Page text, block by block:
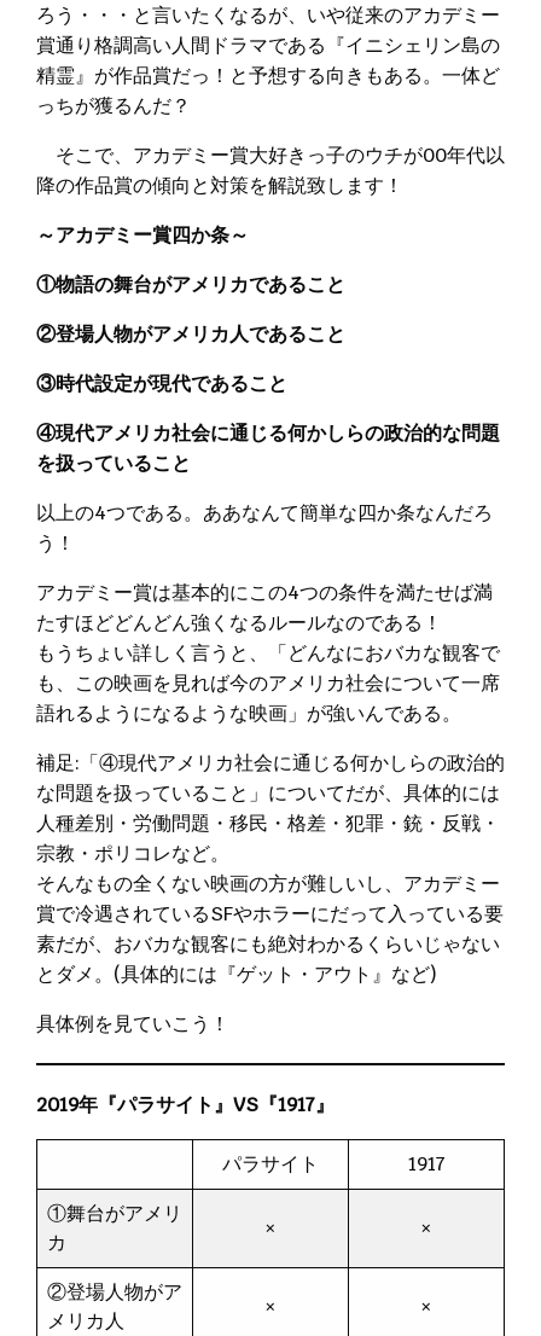
ろう・・・と言いたくなるが、いや従来のアカデミー
賞通り格調高い人間ドラマである『イニシェリン島の
精霊』が作品賞だっ！と予想する向きもある。一体ど
っちが獲るんだ？
そこで、アカデミー賞大好きっ子のウチが00年代以
降の作品賞の傾向と対策を解説致します！
～アカデミー賞四か条～
①物語の舞台がアメリカであること
②登場人物がアメリカ人であること
③時代設定が現代であること
④現代アメリカ社会に通じる何かしらの政治的な問題
を扱っていること
以上の4つである。ああなんて簡単な四か条なんだろ
う！
アカデミー賞は基本的にこの4つの条件を満たせば満
たすほどどんどん強くなるルールなのである！
もうちょい詳しく言うと、「どんなにおバカな観客で
も、この映画を見れば今のアメリカ社会について一席
語れるようになるような映画」が強いんである。
補足:「④現代アメリカ社会に通じる何かしらの政治的
な問題を扱っていること」についてだが、具体的には
人種差別・労働問題・移民・格差・犯罪・銃・反戦・
宗教・ポリコレなど。
そんなもの全くない映画の方が難しいし、アカデミー
賞で冷遇されているSFやホラーにだって入っている要
素だが、おバカな観客にも絶対わかるくらいじゃない
とダメ。(具体的には『ゲット・アウト』など)
具体例を見ていこう！
2019年『パラサイト』VS『1917』
パラサイト
1917
①舞台がアメリ
カ
× ×
②登場人物がア
メリカ人
× ×